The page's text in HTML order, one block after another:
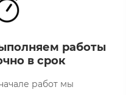
работы
в срок
работ мы